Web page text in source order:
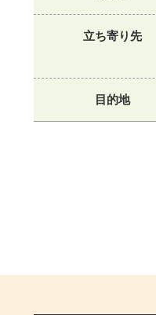
立ち寄り先
目的地